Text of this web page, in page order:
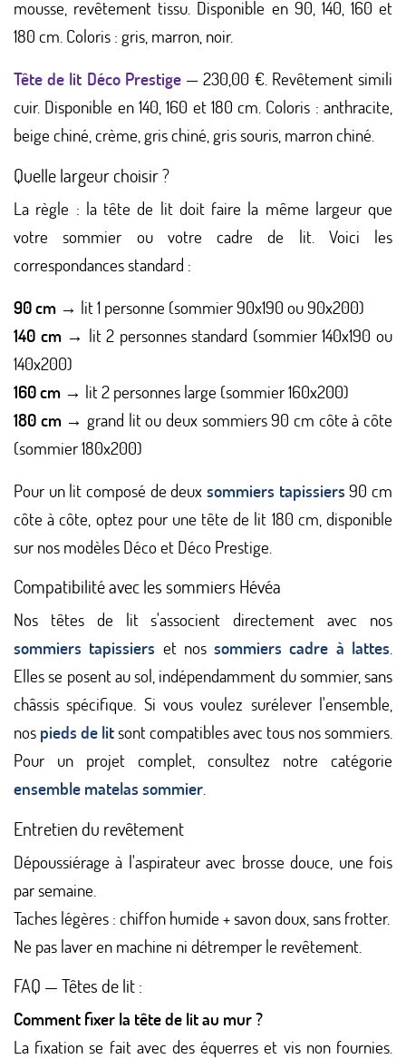
mousse, revêtement tissu. Disponible en 90, 140, 160 et
180 cm. Coloris : gris, marron, noir.
Tête de lit Déco Prestige— 230,00 €. Revêtement simili
cuir. Disponible en 140, 160 et 180 cm. Coloris : anthracite,
beige chiné, crème, gris chiné, gris souris, marron chiné.
Quelle largeur choisir ?
La règle : la tête de lit doit faire la même largeur que
votre sommier ou votre cadre de lit. Voici les
correspondances standard :
90 cm → lit 1 personne (sommier 90x190 ou 90x200)
140 cm→ lit 2 personnes standard (sommier 140x190 ou
140x200)
160 cm → lit 2 personnes large (sommier 160x200)
180 cm→ grand lit ou deux sommiers 90 cm côte à côte
(sommier 180x200)
Pour un lit composé de deux sommiers tapissiers 90 cm
côte à côte, optez pour une tête de lit 180 cm, disponible
sur nos modèles Déco et Déco Prestige.
Compatibilité avec les sommiers Hévéa
Nos têtes de lit s'associent directement avec nos
sommiers tapissiers et nossommiers cadre à lattes.
Elles se posent au sol, indépendamment du sommier, sans
châssis spécifique. Si vous voulez surélever l'ensemble,
nos pieds de litsont compatibles avec tous nos sommiers.
Pour un projet complet, consultez notre catégorie
ensemble matelas sommier.
Entretien du revêtement
Dépoussiérage à l'aspirateur avec brosse douce, une fois
par semaine.
Taches légères : chiffon humide + savon doux, sans frotter.
Ne pas laver en machine ni détremper le revêtement.
FAQ — Têtes de lit :
Comment fixer la tête de lit au mur ?
La fixation se fait avec des équerres et vis non fournies.